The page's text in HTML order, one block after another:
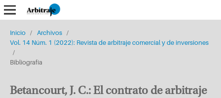
Inicio / Archivos /
Vol. 14 Núm. 1 (2022): Revista de arbitraje comercial y de inversiones
/
Bibliografía
Betancourt, J. C.: El contrato de arbitraje